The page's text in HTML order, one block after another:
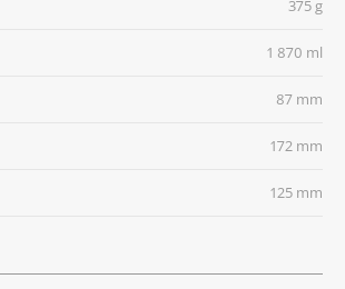
375 g
1 870 ml
87 mm
172 mm
125 mm